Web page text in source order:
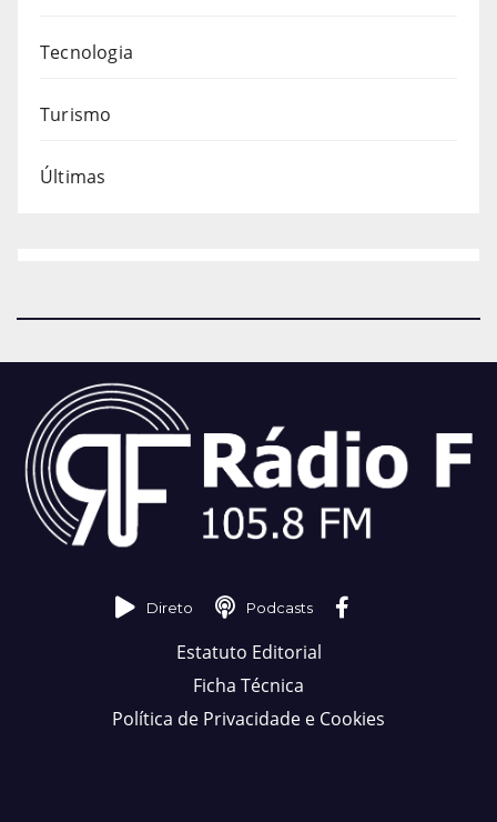
Tecnologia
Turismo
Últimas
Direto Podcasts
Estatuto Editorial
Ficha Técnica
Política de Privacidade e Cookies